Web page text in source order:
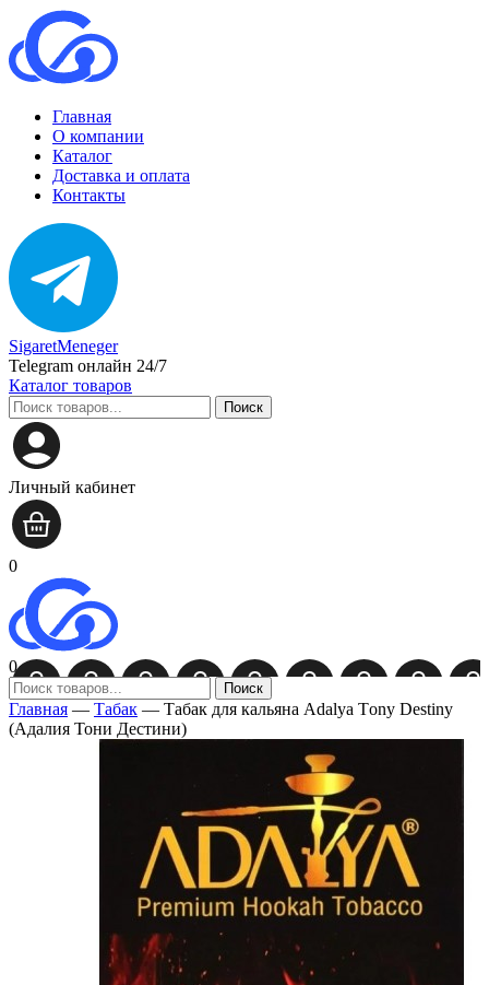
Главная
О компании
Каталог
Доставка и оплата
Контакты
SigaretMeneger
Telegram онлайн 24/7
Каталог товаров
Поиск
Личный кабинет
0
0
Поиск
Главная — Табак — Табак для кальяна Adalya Тony Destiny
(Адалия Тони Дестини)